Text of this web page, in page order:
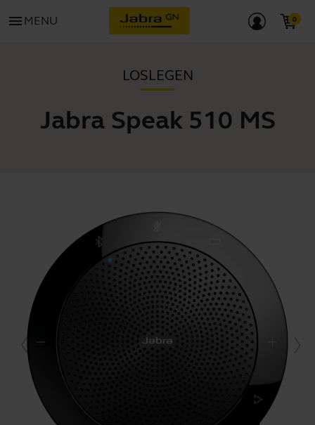
menu MENU
LOSLEGEN
Jabra Speak 510 MS